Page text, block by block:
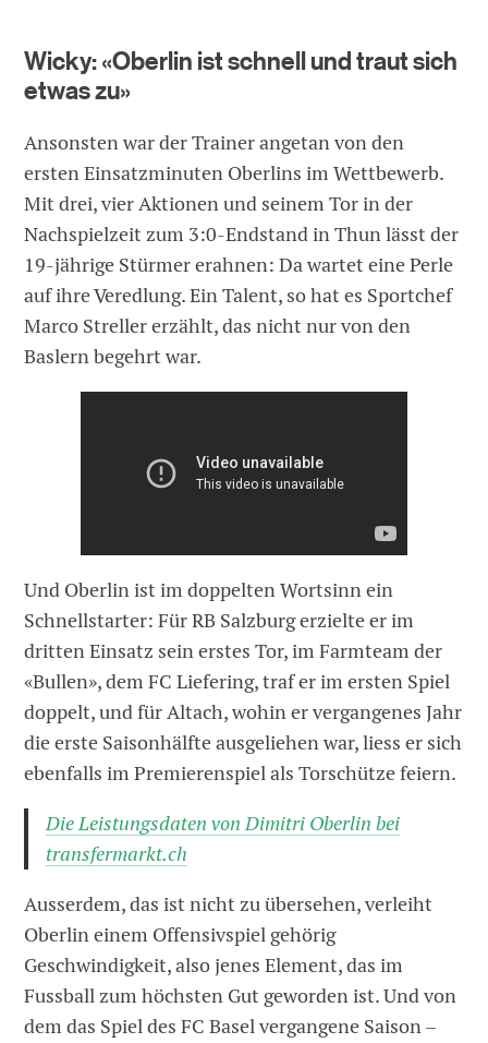
Wicky: «Oberlin ist schnell und traut sich
etwas zu»
Ansonsten war der Trainer angetan von den
ersten Einsatzminuten Oberlins im Wettbewerb.
Mit drei, vier Aktionen und seinem Tor in der
Nachspielzeit zum 3:0-Endstand in Thun lässt der
19-jährige Stürmer erahnen: Da wartet eine Perle
auf ihre Veredlung. Ein Talent, so hat es Sportchef
Marco Streller erzählt, das nicht nur von den
Baslern begehrt war.
Und Oberlin ist im doppelten Wortsinn ein
Schnellstarter: Für RB Salzburg erzielte er im
dritten Einsatz sein erstes Tor, im Farmteam der
«Bullen», dem FC Liefering, traf er im ersten Spiel
doppelt, und für Altach, wohin er vergangenes Jahr
die erste Saisonhälfte ausgeliehen war, liess er sich
ebenfalls im Premierenspiel als Torschütze feiern.
Die Leistungsdaten von Dimitri Oberlin bei
transfermarkt.ch
Ausserdem, das ist nicht zu übersehen, verleiht
Oberlin einem Offensivspiel gehörig
Geschwindigkeit, also jenes Element, das im
Fussball zum höchsten Gut geworden ist. Und von
dem das Spiel des FC Basel vergangene Saison –